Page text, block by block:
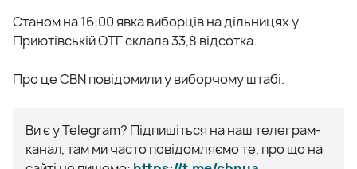
Станом на 16:00 явка виборців на дільницях у
Приютівській ОТГ склала 33,8 відсотка.
Про це CBN повідомили у виборчому штабі.
Ви є у Telegram? Підпишіться на наш телеграм-
канал, там ми часто повідомляємо те, про що на